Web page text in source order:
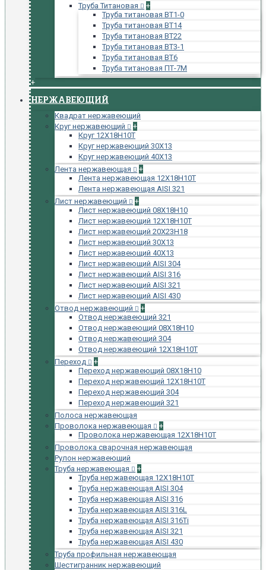
Труба Титановая
+
Труба титановая ВТ1-0
Труба титановая ВТ14
Труба титановая ВТ22
Труба титановая ВТ3-1
Труба титановая ВТ6
Труба титановая ПТ-7М
+
НЕРЖАВЕЮЩИЙ
Квадрат нержавеющий
Круг нержавеющий
+
Круг 12Х18Н10Т
Круг нержавеющий 30Х13
Круг нержавеющий 40Х13
Лента нержавеющая
+
Лента нержавеющая 12Х18Н10Т
Лента нержавеющая AISI 321
Лист нержавеющий
+
Лист нержавеющий 08Х18Н10
Лист нержавеющий 12Х18Н10Т
Лист нержавеющий 20Х23Н18
Лист нержавеющий 30Х13
Лист нержавеющий 40Х13
Лист нержавеющий AISI 304
Лист нержавеющий AISI 316
Лист нержавеющий AISI 321
Лист нержавеющий AISI 430
Отвод нержавеющий
+
Отвод нержавеющий 321
Отвод нержавеющий 08Х18Н10
Отвод нержавеющий 304
Отвод нержавеющий 12Х18Н10Т
Переход
+
Переход нержавеющий 08Х18Н10
Переход нержавеющий 12Х18Н10Т
Переход нержавеющий 304
Переход нержавеющий 321
Полоса нержавеющая
Проволока нержавеющая
+
Проволока нержавеющая 12Х18Н10Т
Проволока сварочная нержавеющая
Рулон нержавеющий
Труба нержавеющая
+
Труба нержавеющая 12Х18Н10Т
Труба нержавеющая AISI 304
Труба нержавеющая AISI 316
Труба нержавеющая AISI 316L
Труба нержавеющая AISI 316Ti
Труба нержавеющая AISI 321
Труба нержавеющая AISI 430
Труба профильная нержавеющая
Шестигранник нержавеющий